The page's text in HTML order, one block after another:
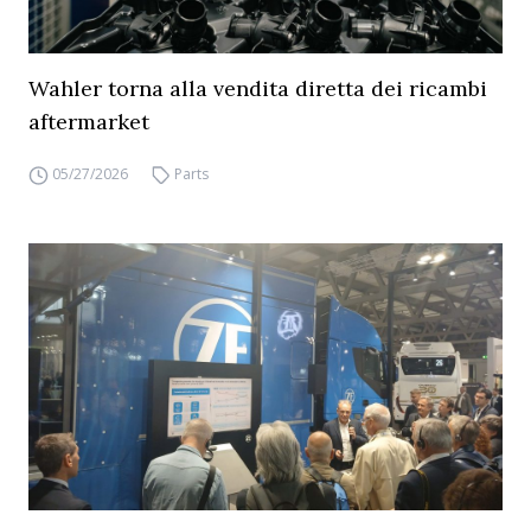
Wahler torna alla vendita diretta dei ricambi
aftermarket
05/27/2026 Parts